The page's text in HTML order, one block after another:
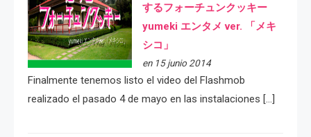
するフォーチュンクッキー
yumeki エンタメ ver. 「メキ
シコ」
en 15 junio 2014
Finalmente tenemos listo el video del Flashmob
realizado el pasado 4 de mayo en las instalaciones […]